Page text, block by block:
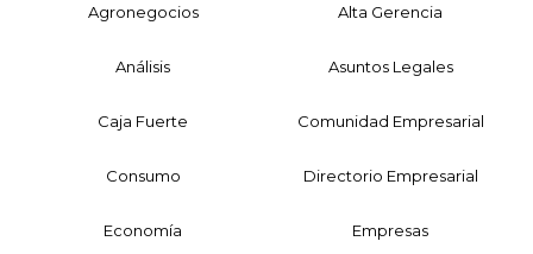
Agronegocios Alta Gerencia
Análisis Asuntos Legales
Caja Fuerte Comunidad Empresarial
Consumo Directorio Empresarial
Economía Empresas